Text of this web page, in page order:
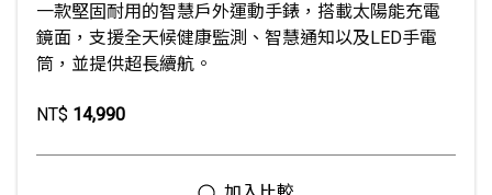
一款堅固耐用的智慧戶外運動手錶，搭載太陽能充電
鏡面，支援全天候健康監測、智慧通知以及LED手電
筒，並提供超長續航。
NT$ 14,990